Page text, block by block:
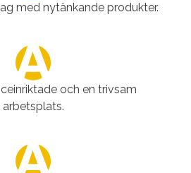
med nytänkande produkter.
och en trivsam
arbetsplats.